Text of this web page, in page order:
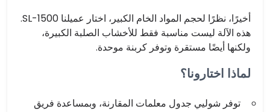
أخيرًا، نظرًا لحجم المواد الخام الكبير، اختار عميلنا SL-1500.
هذه الآلة ليست مناسبة فقط للأخشاب الصلبة الكبيرة،
ولكنها أيضًا مستقرة وتوفر كربنة موحدة.
لماذا اختارونا؟
توفر شوليي جدول معلمات المقارنة، وبمساعدة فريق